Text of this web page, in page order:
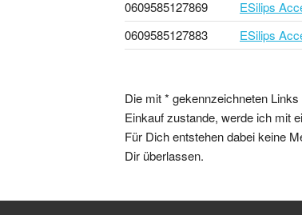
0609585127869
ESilips
0609585127883
ESilips
Die mit * gekennzeichneten
Einkauf zustande, werde ich mit
Für Dich entstehen dabei keine
Dir überlassen.